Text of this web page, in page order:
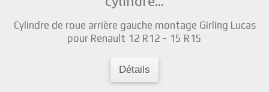
Cylindre de roue arrière gauche montage Girling Lucas
pour Renault 12 R12 - 15 R15
Détails